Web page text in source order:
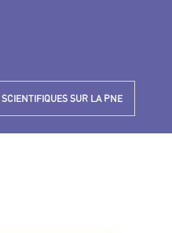
SUR LA PNE